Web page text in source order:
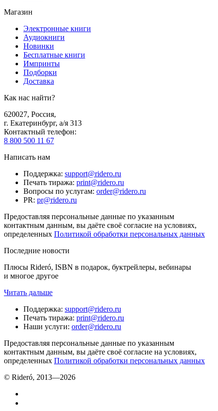
Магазин
Электронные книги
Аудиокниги
Новинки
Бесплатные книги
Импринты
Подборки
Доставка
Как нас найти?
620027, Россия,
г. Екатеринбург, а/я 313
Контактный телефон:
8 800 500 11 67
Написать нам
Поддержка: support@ridero.ru
Печать тиража: print@ridero.ru
Вопросы по услугам: order@ridero.ru
PR: pr@ridero.ru
Предоставляя персональные данные по указанным
контактным данным, вы даёте своё согласие на условиях,
определенных Политикой обработки персональных данных
Последние новости
Плюсы Rideró, ISBN в подарок, буктрейлеры, вебинары
и многое другое
Читать дальше
Поддержка: support@ridero.ru
Печать тиража: print@ridero.ru
Наши услуги: order@ridero.ru
Предоставляя персональные данные по указанным
контактным данным, вы даёте своё согласие на условиях,
определенных Политикой обработки персональных данных
© Rideró, 2013—2026